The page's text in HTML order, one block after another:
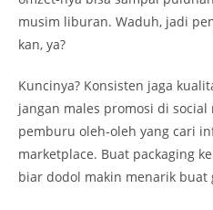
musim liburan. Waduh, jadi
kan, ya?
Kuncinya? Konsisten jaga
jangan males promosi di social
pemburu oleh-oleh yang cari
marketplace. Buat packaging
biar dodol makin menarik buat